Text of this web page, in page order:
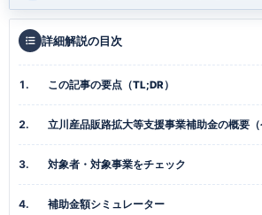
詳細解説の目次
この記事の要点（TL;DR）
立川産品販路拡大等支援事業補助金の概要（
対象者・対象事業をチェック
補助金額シミュレーター